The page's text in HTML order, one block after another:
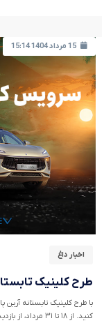
اخبار داغ
طرح کلینیک
با طرح کلینیک تابستانه آرین
کنید. از ۱۸ تا